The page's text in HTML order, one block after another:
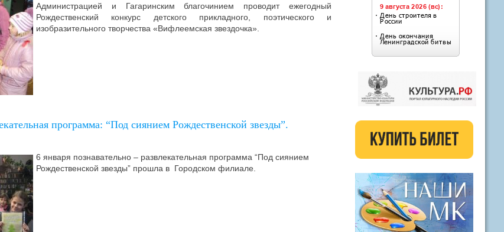
Администрацией и Гагаринским благочинием проводит ежегодный
Рождественский конкурс детского прикладного, поэтического и
изобразительного творчества «Вифлеемская звездочка».
программа: “Под сиянием Рождественской звезды”.
6 января познавательно – развлекательная программа “Под сиянием
Рождественской звезды” прошла в Городском филиале.